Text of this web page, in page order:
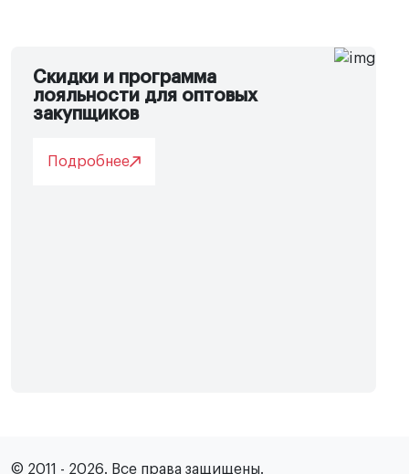
Скидки и программа
лояльности для оптовых
закупщиков
Подробнее
© 2011 - 2026. Все права защищены.